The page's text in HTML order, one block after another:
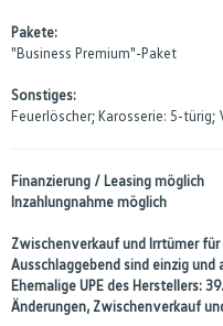
Pakete:
"Business Premium"-Paket
Sonstiges:
Feuerlöscher; Karosserie: 5-
Finanzierung / Leasing möglich
Inzahlungnahme möglich
Zwischenverkauf und Irrtümer
Ausschlaggebend sind einzig
Ehemalige UPE des Herstellers:
Änderungen, Zwischenverkauf